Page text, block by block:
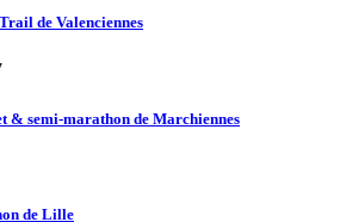
de Valenciennes
& semi-marathon de Marchiennes
de Lille